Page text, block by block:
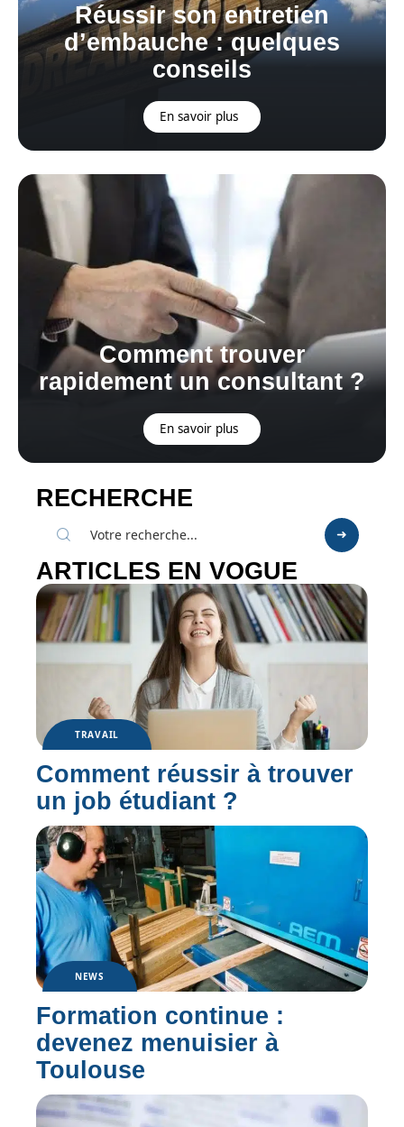
Réussir son entretien
d’embauche : quelques
conseils
En savoir plus
Comment trouver
rapidement un consultant ?
En savoir plus
RECHERCHE
ARTICLES EN VOGUE
TRAVAIL
Comment réussir à trouver
un job étudiant ?
NEWS
Formation continue :
devenez menuisier à
Toulouse